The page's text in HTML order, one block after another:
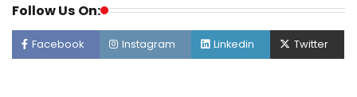
Follow Us On:
Facebook Instagram Linkedin Twitter